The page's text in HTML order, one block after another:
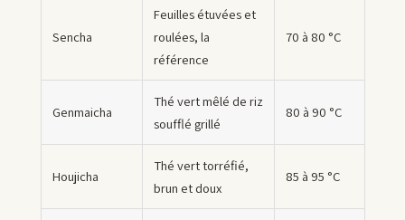
Sencha
Feuilles étuvées et
roulées, la
référence
70 à 80 °C
Genmaicha
Thé vert mêlé de riz
soufflé grillé
80 à 90 °C
Houjicha
Thé vert torréfié,
brun et doux
85 à 95 °C